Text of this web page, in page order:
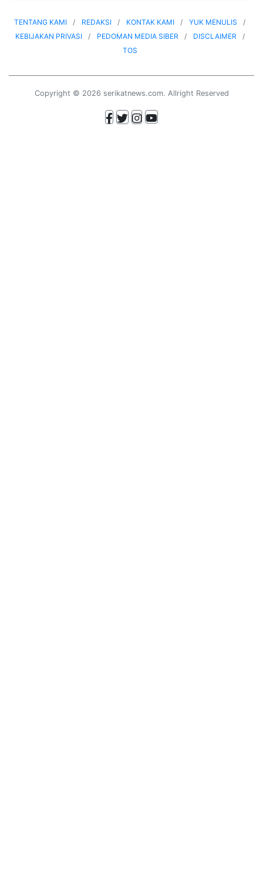
TENTANG KAMI REDAKSI KONTAK KAMI
YUK MENULIS
KEBIJAKAN PRIVASI
PEDOMAN MEDIA SIBER
DISCLAIMER
TOS
Copyright © 2026 serikatnews.com. Allright Reserved